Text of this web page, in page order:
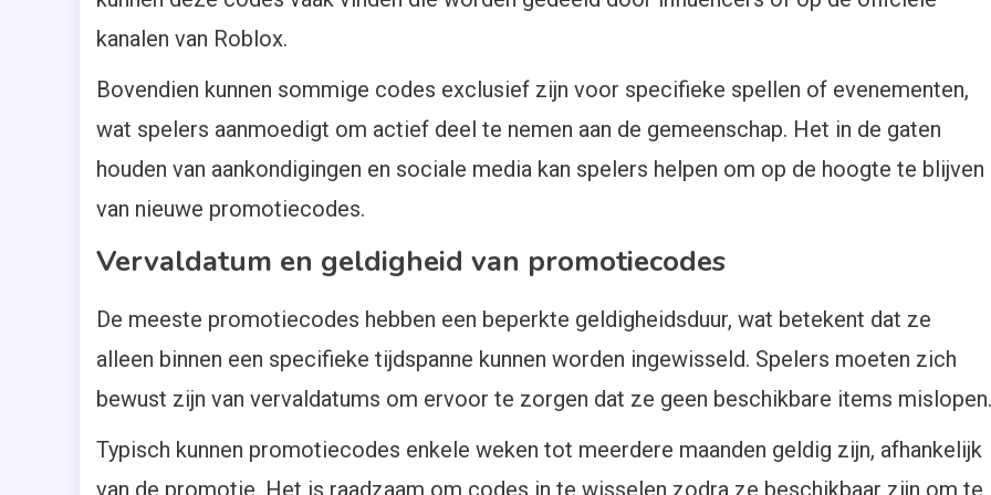
kanalen van Roblox.
Bovendien kunnen sommige codes exclusief zijn voor specifieke spellen of evenementen,
wat spelers aanmoedigt om actief deel te nemen aan de gemeenschap. Het in de gaten
houden van aankondigingen en sociale media kan spelers helpen om op de hoogte te blijven
van nieuwe promotiecodes.
Vervaldatum en geldigheid van promotiecodes
De meeste promotiecodes hebben een beperkte geldigheidsduur, wat betekent dat ze
alleen binnen een specifieke tijdspanne kunnen worden ingewisseld. Spelers moeten zich
bewust zijn van vervaldatums om ervoor te zorgen dat ze geen beschikbare items mislopen.
Typisch kunnen promotiecodes enkele weken tot meerdere maanden geldig zijn, afhankelijk